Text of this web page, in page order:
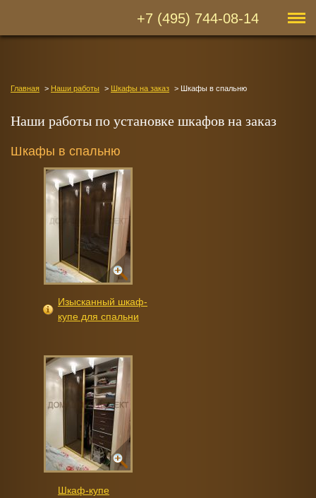
+7 (495) 744-08-14
Главная Наши работы Шкафы на заказ Шкафы в спальню
Наши работы по установке шкафов на заказ
Шкафы в спальню
Изысканный шкаф-
купе для спальни
Шкаф-купе